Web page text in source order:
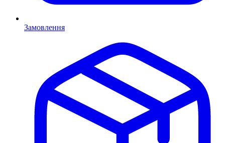
Замовлення